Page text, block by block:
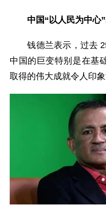
中国“以人民为中心
钱德兰表示，过去 25
中国的巨变特别是在基
取得的伟大成就令人印象